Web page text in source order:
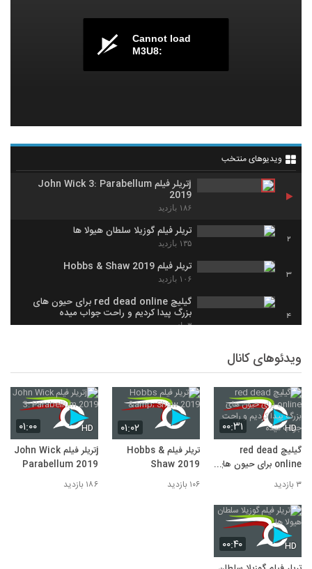
Cannot load
M3U8:
ویدیوهای منتخب
jتریلر فیلم John Wick 3: Parabellum
2019
۱۸۶ بازدید
2
تریلر فیلم گوزیلا سلطان هیولا ها
۱۳۵ بازدید
3
تریلر فیلم Hobbs & Shaw 2019
۱۰۶ بازدید
4
گیلیچ red dead online برای حیون های
بزرگ پیدا کردیم و راحت جواب میده
۳ بازدید
ویدئوهای کانال
۰۰:۳۱ HD
گیلیچ red dead
online برای حیون های
بزرگ پیدا کردیم و راحت
جواب میده
۳ بازدید
۰۱:۰۲
تریلر فیلم Hobbs &
Shaw 2019
۱۰۶ بازدید
۰۱:۰۰ HD
jتریلر فیلم John Wick
3: Parabellum 2019
۱۸۶ بازدید
۰۰:۴۰ HD